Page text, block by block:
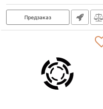
Предзаказ